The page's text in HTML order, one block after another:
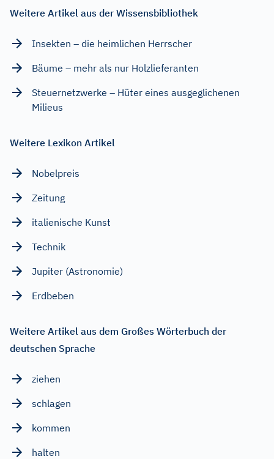
Weitere Artikel aus der Wissensbibliothek
Insekten – die heimlichen Herrscher
Bäume – mehr als nur Holzlieferanten
Steuernetzwerke – Hüter eines ausgeglichenen
Milieus
Weitere Lexikon Artikel
Nobelpreis
Zeitung
italienische Kunst
Technik
Jupiter (Astronomie)
Erdbeben
Weitere Artikel aus dem Großes Wörterbuch der
deutschen Sprache
ziehen
schlagen
kommen
halten